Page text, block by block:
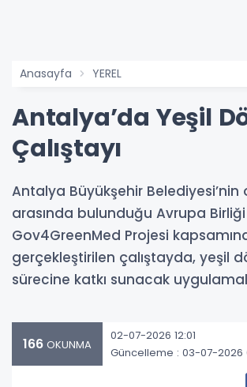
Anasayfa YEREL
Antalya’da Yeşil
Çalıştayı
Antalya Büyükşehir Belediyesi’nin
arasında bulunduğu Avrupa
Gov4GreenMed Projesi
gerçekleştirilen çalıştayda, yeşil
sürecine katkı sunacak
166 OKUNMA
02-07-2026 12:01
Güncelleme : 03-07-2026